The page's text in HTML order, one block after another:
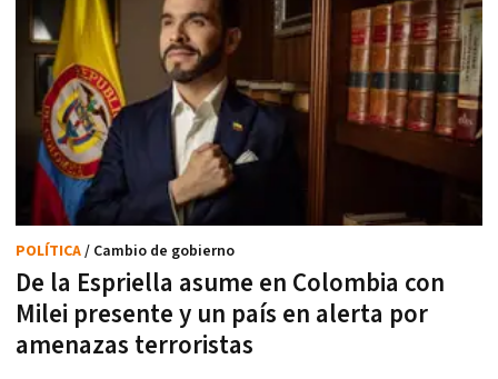
De la Espriella asume en Colombia con
Milei presente y un país en alerta por
amenazas terroristas
POLÍTICA/ Cambio de gobierno